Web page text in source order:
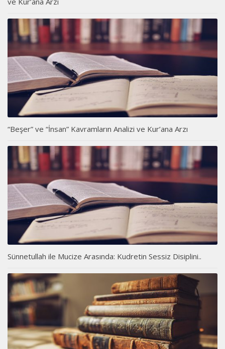
“Beşer” ve “İnsan” Kavramların Analizi ve Kur’ana Arzı
Sünnetullah ile Mucize Arasında: Kudretin Sessiz Disiplini..